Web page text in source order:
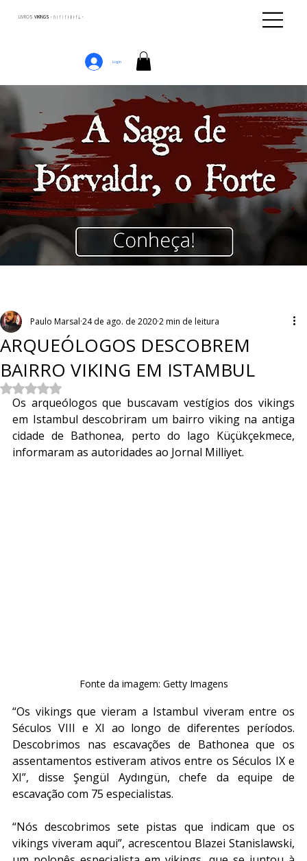
LIVROS VIKINGS · ᚢᛁᚴᛁᚴᛅᛒᛅᚴᛦ ·
Login
ARQUEÓLOGOS DESCOBREM
BAIRRO VIKING EM ISTAMBUL
Paulo Marsal 24 de ago. de 20202 min de leitura
Avaliado com NaN de 5 estrelas.
Os arqueólogos que buscavam vestígios dos vikings
em Istambul descobriram um bairro viking na antiga
cidade de Bathonea, perto do lago Küçükçekmece,
informaram as autoridades ao Jornal Milliyet.
Fonte da imagem: Getty Imagens
“Os vikings que vieram a Istambul viveram entre os
Séculos VIII e XI ao longo de diferentes períodos.
Descobrimos nas escavações de Bathonea que os
assentamentos estiveram ativos entre os Séculos IX e
XI”, disse Şengül Aydıngün, chefe da equipe de
escavação com 75 especialistas.
“Nós descobrimos sete pistas que indicam que os
vikings viveram aqui”, acrescentou Blazei Stanislawski,